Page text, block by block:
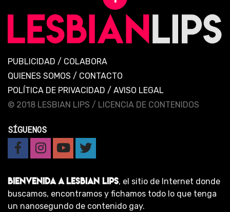
PUBLICIDAD / COLABORA
QUIENES SOMOS / CONTACTO
POLÍTICA DE PRIVACIDAD / AVISO LEGAL
© 2018 LESBIAN LIPS / LICENCIA DE CONTENIDOS
SÍGUENOS
BIENVENIDA A LESBIAN LIPS, el sitio de Internet donde
buscamos, encontramos y fichamos todo lo que tenga
un nanosegundo de contenido gay.